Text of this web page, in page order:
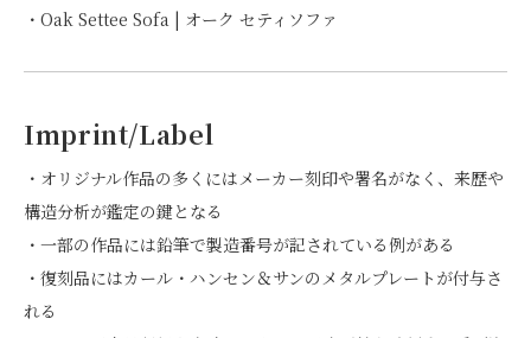
・Oak Settee Sofa | オーク セティソファ
Imprint/Label
・オリジナル作品の多くにはメーカー刻印や署名がなく、来歴や
構造分析が鑑定の鍵となる
・一部の作品には鉛筆で製造番号が記されている例がある
・復刻品にはカール・ハンセン＆サンのメタルプレートが付与さ
れる